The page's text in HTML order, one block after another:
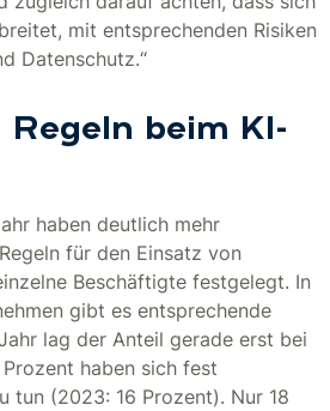
mit entsprechenden Risiken
Datenschutz.“
beim KI-
haben deutlich mehr
für den Einsatz von
Beschäftigte festgelegt. In
gibt es entsprechende
lag der Anteil gerade erst bei
haben sich fest
tun (2023: 16 Prozent). Nur 18